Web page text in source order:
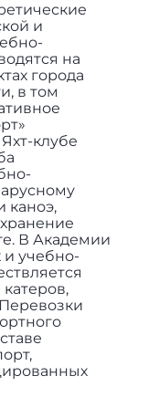
и
на
города
в том
клубе
каноэ,
В Академии
и учебно-